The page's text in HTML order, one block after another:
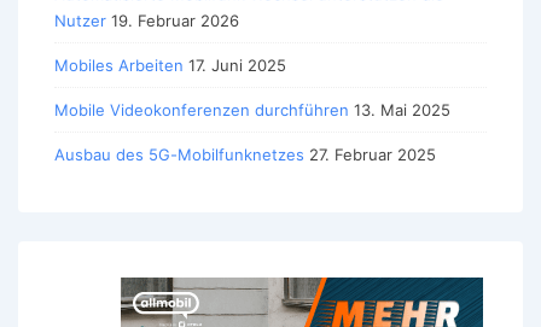
Nutzer 19. Februar 2026
Mobiles Arbeiten 17. Juni 2025
Mobile Videokonferenzen durchführen 13. Mai 2025
Ausbau des 5G-Mobilfunknetzes 27. Februar 2025